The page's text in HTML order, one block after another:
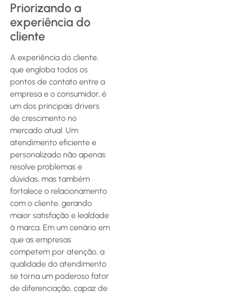
Priorizando a
experiência do
cliente
A experiência do cliente,
que engloba todos os
pontos de contato entre a
empresa e o consumidor, é
um dos principais drivers
de crescimento no
mercado atual. Um
atendimento eficiente e
personalizado não apenas
resolve problemas e
dúvidas, mas também
fortalece o relacionamento
com o cliente, gerando
maior satisfação e lealdade
à marca. Em um cenário em
que as empresas
competem por atenção, a
qualidade do atendimento
se torna um poderoso fator
de diferenciação, capaz de